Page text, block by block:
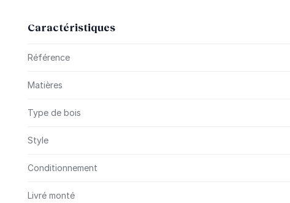
Caractéristiques
Référence
Matières
Type de bois
Style
Conditionnement
Livré monté